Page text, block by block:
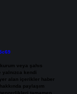
veya şahıs
yalnızca kendi
yer alan içerikler haber
paylaşım